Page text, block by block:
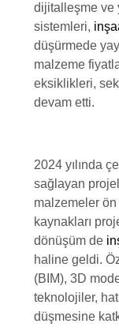
dijitalleşme ve
sistemleri,
düşürmede
malzeme
eksiklikleri,
devam etti.
2024 yılında
sağlayan
malzemeler ön
kaynakları
dönüşüm de
haline geldi.
(BIM), 3D
teknolojiler,
düşmesine